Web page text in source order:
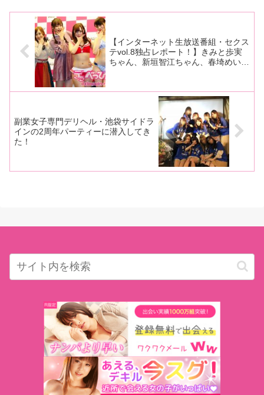
ブも！
開場前から会場には期待に満ち
た空気が広がり、
挿入も初めてでした。中出
だったの？って感じ」
【インターネット生放送番組・セクス
テvol.8独占レポート！】きみと歩実
ちゃん、新垣智江ちゃん、春埼めいち
が番組で大活躍！
副業女子専門デリヘル・池袋サイドラ
インの2周年パーティーに潜入してき
た！